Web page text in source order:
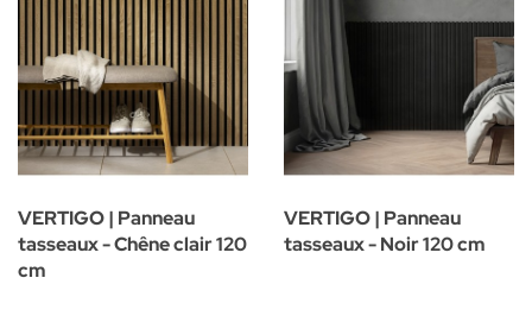
VERTIGO | Panneau
tasseaux - Chêne clair 120
cm
VERTIGO | Panneau
tasseaux - Noir 120 cm